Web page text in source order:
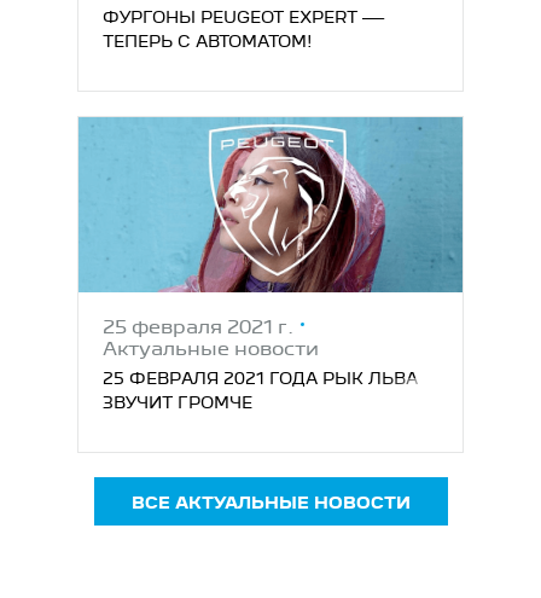
ФУРГОНЫ PEUGEOT EXPERT —
ТЕПЕРЬ С АВТОМАТОМ!
25 февраля 2021 г.
Актуальные новости
25 ФЕВРАЛЯ 2021 ГОДА РЫК ЛЬВА
ЗВУЧИТ ГРОМЧЕ
ВСЕ АКТУАЛЬНЫЕ НОВОСТИ